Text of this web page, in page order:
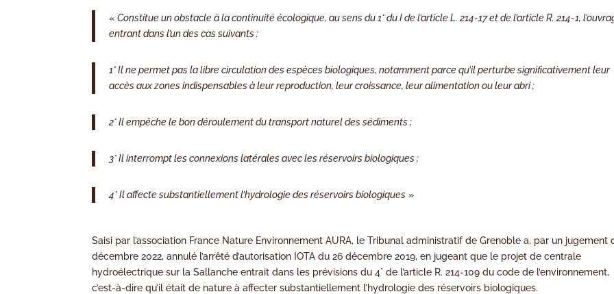
«Constitue un obstacle à la continuité écologique, au sens du 1° du I de l’article L. 214-17 et de l’article R. 214-1,
entrant dans l’un des cas suivants :
1° Il ne permet pas la libre circulation des espèces biologiques, notamment parce qu’il perturbe significativement leur
accès aux zones indispensables à leur reproduction, leur croissance, leur alimentation ou leur abri ;
2° Il empêche le bon déroulement du transport naturel des sédiments ;
3° Il interrompt les connexions latérales avec les réservoirs biologiques ;
4° Il affecte substantiellement l’hydrologie des réservoirs biologiques »
Saisi par l’association France Nature Environnement AURA, le Tribunal administratif de Grenoble a, par un jugement
décembre 2022, annulé l’arrêté d’autorisation IOTA du 26 décembre 2019, en jugeant que le projet de centrale
hydroélectrique sur la Sallanche entrait dans les prévisions du 4° de l’article R. 214-109 du code de l’environnement,
c’est-à-dire qu’il était de nature à affecter substantiellement l’hydrologie des réservoirs biologiques.